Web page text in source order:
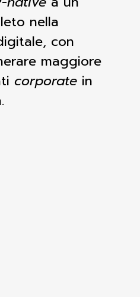
nella
con
maggiore
corporate in